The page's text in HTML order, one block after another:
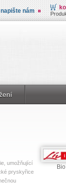
napište nám
umožňující
pryskyřice